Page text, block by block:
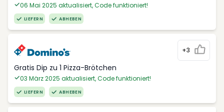
06 Mai 2025 aktualisiert, Code funktioniert!
LIEFERN ABHEBEN
+3
Gratis Dip zu 1 Pizza-Brötchen
03 März 2025 aktualisiert, Code funktioniert!
LIEFERN ABHEBEN